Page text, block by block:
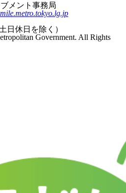
メント事務局
日休日を除く）
Government. All Rights